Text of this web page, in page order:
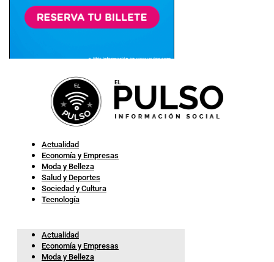
Actualidad
Economía y Empresas
Moda y Belleza
Salud y Deportes
Sociedad y Cultura
Tecnología
Actualidad
Economía y Empresas
Moda y Belleza